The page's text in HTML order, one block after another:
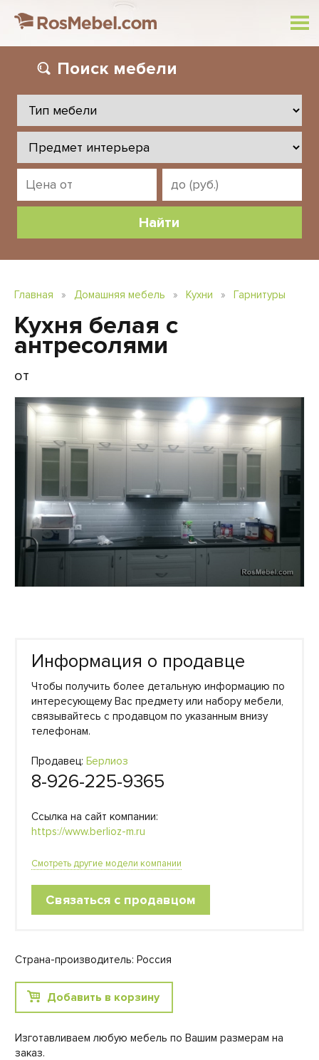
Поиск мебели
Главная » Домашняя мебель » Кухни » Гарнитуры
Кухня белая с
антресолями
от
Информация о продавце
Чтобы получить более детальную информацию по
интересующему Вас предмету или набору мебели,
связывайтесь с продавцом по указанным внизу
телефонам.
Продавец: Берлиоз
8-926-225-9365
Ссылка на сайт компании:
https://www.berlioz-m.ru
Смотреть другие модели компании
Связаться с продавцом
Страна-производитель: Россия
Добавить в корзину
Изготавливаем любую мебель по Вашим размерам на
заказ.